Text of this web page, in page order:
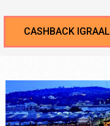
CASHBACK IGRAAL